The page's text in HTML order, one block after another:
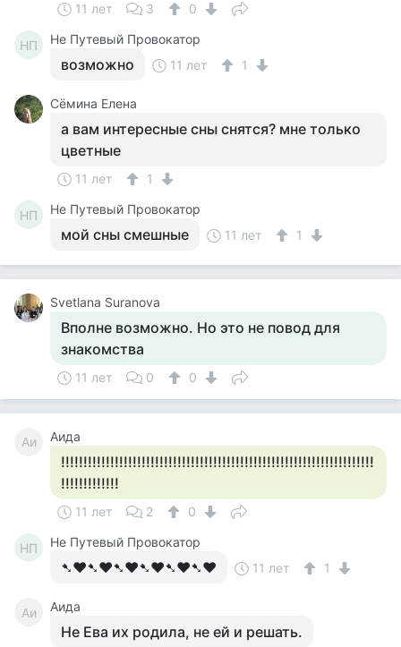
11 лет 3 0
НП Не Путевый Провокатор
возможно 11 лет 1
Сёмина Елена
а вам интересные сны снятся? мне только
цветные
11 лет 1
НП Не Путевый Провокатор
мой сны смешные 11 лет 1
Svetlana Suranova
Вполне возможно. Но это не повод для
знакомства
11 лет 0 0
Аи Аида
!!!!!!!!!!!!!!!!!!!!!!!!!!!!!!!!!!!!!!!!!!!!!!!!!!!!!!!!!!!!!!!!!!!!!!
!!!!!!!!!!!!!
11 лет 2 0
НП Не Путевый Провокатор
➷❤➷❤➷❤➷❤➷❤➷❤ 11 лет 1
Аи Аида
Не Ева их родила, не ей и решать.